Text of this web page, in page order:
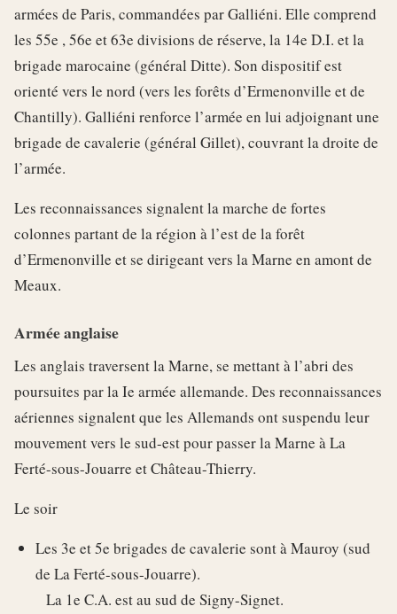
armées de Paris, commandées par Galliéni. Elle comprend
les 55e , 56e et 63e divisions de réserve, la 14e D.I. et la
brigade marocaine (général Ditte). Son dispositif est
orienté vers le nord (vers les forêts d’Ermenonville et de
Chantilly). Galliéni renforce l’armée en lui adjoignant une
brigade de cavalerie (général Gillet), couvrant la droite de
l’armée.
Les reconnaissances signalent la marche de fortes
colonnes partant de la région à l’est de la forêt
d’Ermenonville et se dirigeant vers la Marne en amont de
Meaux.
Armée anglaise
Les anglais traversent la Marne, se mettant à l’abri des
poursuites par la Ie armée allemande. Des reconnaissances
aériennes signalent que les Allemands ont suspendu leur
mouvement vers le sud-est pour passer la Marne à La
Ferté-sous-Jouarre et Château-Thierry.
Le soir
Les 3e et 5e brigades de cavalerie sont à Mauroy (sud
de La Ferté-sous-Jouarre).
La 1e C.A. est au sud de Signy-Signet.